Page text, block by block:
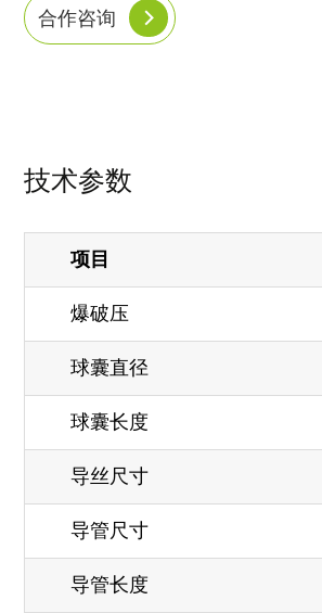
合作咨询
技术参数
项目
爆破压
球囊直径
球囊长度
导丝尺寸
导管尺寸
导管长度